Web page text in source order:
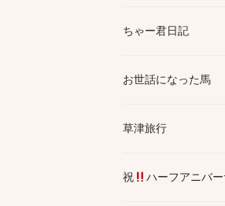
ちゃー君日記
お世話になった馬
草津旅行
祝 ハーフアニバ